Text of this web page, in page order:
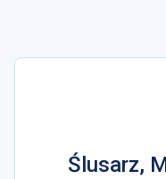
Ślusarz,